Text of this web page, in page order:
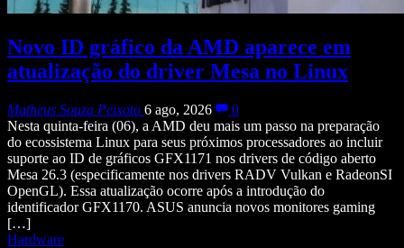
Novo ID gráfico da AMD aparece em
atualização do driver Mesa no Linux
Matheus Souza Peixoto 6 ago, 2026
0
Nesta quinta-feira (06), a AMD deu mais um passo na preparação
do ecossistema Linux para seus próximos processadores ao incluir
suporte ao ID de gráficos GFX1171 nos drivers de código aberto
Mesa 26.3 (especificamente nos drivers RADV Vulkan e RadeonSI
OpenGL). Essa atualização ocorre após a introdução do
identificador GFX1170. ASUS anuncia novos monitores gaming
[…]
Hardware